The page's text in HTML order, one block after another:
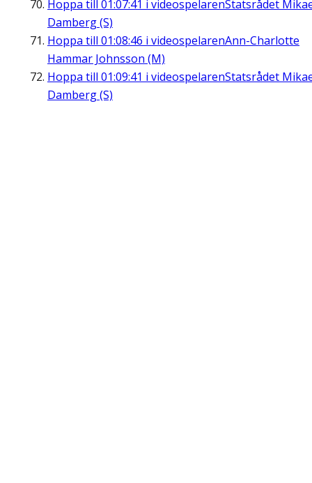
Hoppa till 01:07:41 i videospelarenStatsrådet
Damberg (S)
Hoppa till 01:08:46 i videospelarenAnn-Charlotte
Hammar Johnsson (M)
Hoppa till 01:09:41 i videospelarenStatsrådet
Damberg (S)